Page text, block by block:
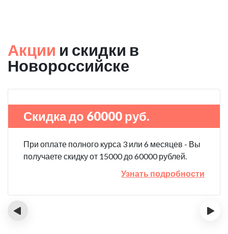
Акции и скидки в
Новороссийске
Скидка до 60000 руб.
При оплате полного курса 3 или 6 месяцев - Вы
получаете скидку от 15000 до 60000 рублей.
Узнать подробности
‹ ›